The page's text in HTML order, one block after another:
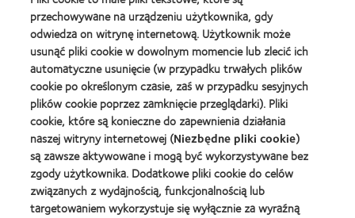
Znajdź odpowiednie dla siebie
przechowywane na urządzeniu użytkownika, gdy
odwiedza on witrynę internetową. Użytkownik może
usunąć pliki cookie w dowolnym momencie lub zlecić ich
automatyczne usunięcie (w przypadku trwałych plików
cookie po określonym czasie, zaś w przypadku sesyjnych
plików cookie poprzez zamknięcie przeglądarki). Pliki
cookie, które są konieczne do zapewnienia działania
naszej witryny internetowej (Niezbędne pliki cookie)
są zawsze aktywowane i mogą być wykorzystywane bez
zgody użytkownika. Dodatkowe pliki cookie do celów
związanych z wydajnością, funkcjonalnością lub
targetowaniem wykorzystuje się wyłącznie za wyraźną